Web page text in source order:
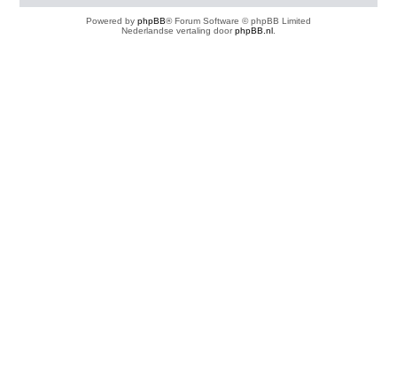
Powered by phpBB® Forum Software © phpBB Limited
Nederlandse vertaling doorphpBB.nl